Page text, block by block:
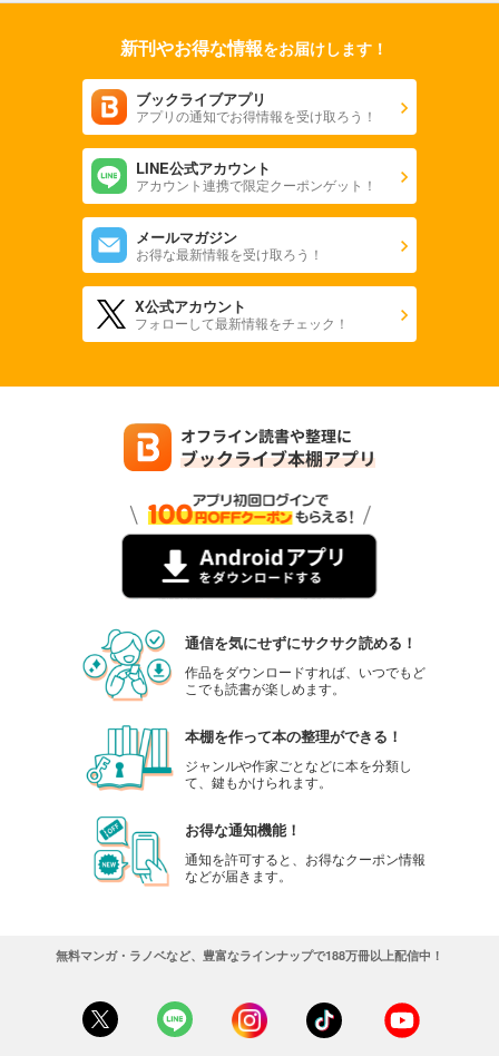
天文ガイド 2024年6月号
1,100円 (税込)
あらすじを表示する
1,100円 (税込)
あらすじを表示する
天文ガイド 2024年3月号
円 (税込)
あらすじを表示する
天文ガイド 2024年2月号
天文ガイド 2024年1月号
1,100円 (税込)
試し読み
あらすじを表示する
天文ガイド 2023年12月号
円 (税込)
新刊やお得な情報をお届けします！
ブックライブアプリ
アプリの通知でお得情報を受け取ろう！
LINE公式アカウント
アカウント連携で限定クーポンゲット！
メールマガジン
お得な最新情報を受け取ろう！
X公式アカウント
フォローして最新情報をチェック！
通信を気にせずにサクサク読める！
作品をダウンロードすれば、いつでもど
こでも読書が楽しめます。
本棚を作って本の整理ができる！
ジャンルや作家ごとなどに本を分類し
て、鍵もかけられます。
お得な通知機能！
通知を許可すると、お得なクーポン情報
などが届きます。
無料マンガ・ラノベなど、豊富なラインナップで188万冊以上配信中！